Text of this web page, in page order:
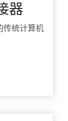
器
传统计算机